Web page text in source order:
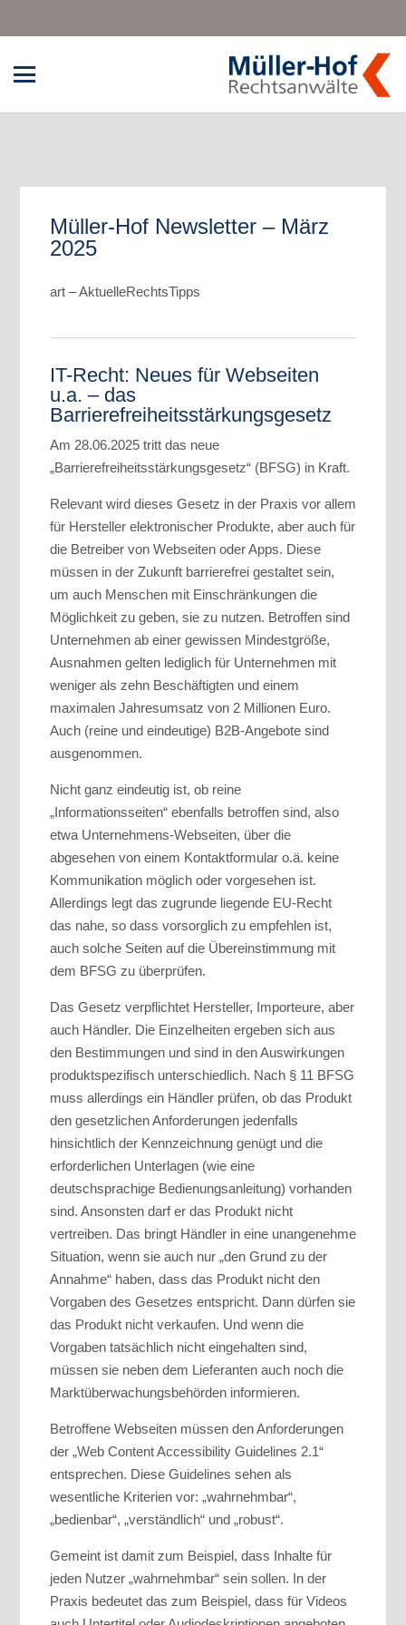
Müller-Hof Newsletter – März
2025
art – AktuelleRechtsTipps
IT-Recht: Neues für Webseiten
u.a. – das
Barrierefreiheitsstärkungsgesetz
Am 28.06.2025 tritt das neue
„Barrierefreiheitsstärkungsgesetz“ (BFSG) in Kraft.
Relevant wird dieses Gesetz in der Praxis vor allem
für Hersteller elektronischer Produkte, aber auch für
die Betreiber von Webseiten oder Apps. Diese
müssen in der Zukunft barrierefrei gestaltet sein,
um auch Menschen mit Einschränkungen die
Möglichkeit zu geben, sie zu nutzen. Betroffen sind
Unternehmen ab einer gewissen Mindestgröße,
Ausnahmen gelten lediglich für Unternehmen mit
weniger als zehn Beschäftigten und einem
maximalen Jahresumsatz von 2 Millionen Euro.
Auch (reine und eindeutige) B2B-Angebote sind
ausgenommen.
Nicht ganz eindeutig ist, ob reine
„Informationsseiten“ ebenfalls betroffen sind, also
etwa Unternehmens-Webseiten, über die
abgesehen von einem Kontaktformular o.ä. keine
Kommunikation möglich oder vorgesehen ist.
Allerdings legt das zugrunde liegende EU-Recht
das nahe, so dass vorsorglich zu empfehlen ist,
auch solche Seiten auf die Übereinstimmung mit
dem BFSG zu überprüfen.
Das Gesetz verpflichtet Hersteller, Importeure, aber
auch Händler. Die Einzelheiten ergeben sich aus
den Bestimmungen und sind in den Auswirkungen
produktspezifisch unterschiedlich. Nach § 11 BFSG
muss allerdings ein Händler prüfen, ob das Produkt
den gesetzlichen Anforderungen jedenfalls
hinsichtlich der Kennzeichnung genügt und die
erforderlichen Unterlagen (wie eine
deutschsprachige Bedienungsanleitung) vorhanden
sind. Ansonsten darf er das Produkt nicht
vertreiben. Das bringt Händler in eine unangenehme
Situation, wenn sie auch nur „den Grund zu der
Annahme“ haben, dass das Produkt nicht den
Vorgaben des Gesetzes entspricht. Dann dürfen sie
das Produkt nicht verkaufen. Und wenn die
Vorgaben tatsächlich nicht eingehalten sind,
müssen sie neben dem Lieferanten auch noch die
Marktüberwachungsbehörden informieren.
Betroffene Webseiten müssen den Anforderungen
der „Web Content Accessibility Guidelines 2.1“
entsprechen. Diese Guidelines sehen als
wesentliche Kriterien vor: „wahrnehmbar“,
„bedienbar“, „verständlich“ und „robust“.
Gemeint ist damit zum Beispiel, dass Inhalte für
jeden Nutzer „wahrnehmbar“ sein sollen. In der
Praxis bedeutet das zum Beispiel, dass für Videos